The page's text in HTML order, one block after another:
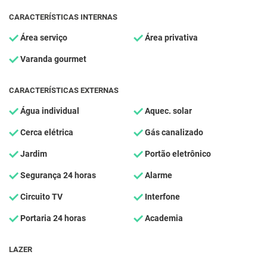
CARACTERÍSTICAS INTERNAS
Área serviço Área privativa
Varanda gourmet
CARACTERÍSTICAS EXTERNAS
Água individual Aquec. solar
Cerca elétrica Gás canalizado
Jardim Portão eletrônico
Segurança 24 horas Alarme
Circuito TV Interfone
Portaria 24 horas Academia
LAZER